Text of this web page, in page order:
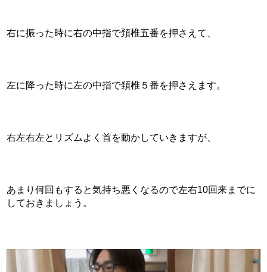
右に振った時に右の中指で頚椎五番を押さえて、
左に降った時に左の中指で頚椎５番を押さえます。
右左右左とリズムよく首を動かしていきますが、
あまり何回もすると気持ち悪くなるので左右10回来までに
しておきましょう。